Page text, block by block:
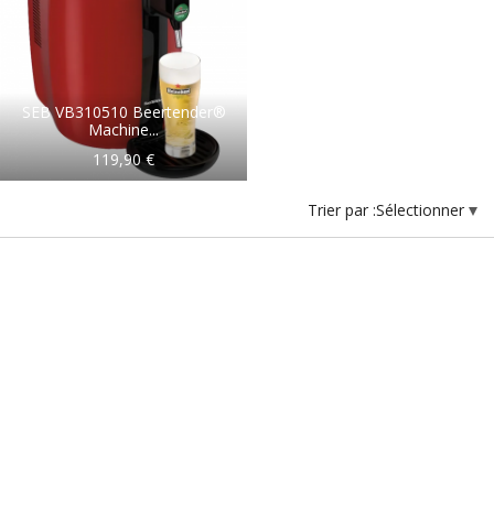
SEB VB310510 Beertender®
Machine...
119,90 €
Trier par :Sélectionner